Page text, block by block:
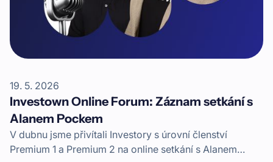
19. 5. 2026
Investown Online Forum: Záznam setkání s
Alanem Pockem
V dubnu jsme přivítali Investory s úrovní členství
Premium 1 a Premium 2 na online setkání s Alanem